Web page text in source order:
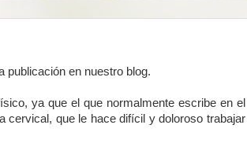
publicación en nuestro blog.
ya que el que normalmente escribe en el
cervical, que le hace difícil y doloroso trabajar